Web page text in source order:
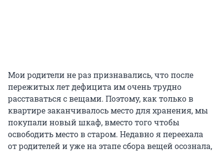
Мои родители не раз признавались, что после
пережитых лет дефицита им очень трудно
расставаться с вещами. Поэтому, как только в
квартире заканчивалось место для хранения, мы
покупали новый шкаф, вместо того чтобы
освободить место в старом. Недавно я переехала
от родителей и уже на этапе сбора вещей осознала,